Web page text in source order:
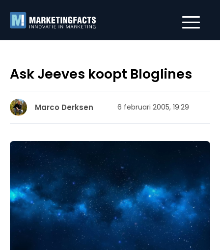
Ask Jeeves koopt Bloglines
Marco Derksen 6 februari 2005, 19:29